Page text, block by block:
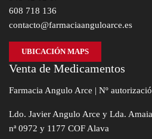
608 718 136
contacto@farmaciaanguloarce.es
UBICACIÓN MAPS
Venta de Medicamentos
Farmacia Angulo Arce | Nº
Ldo. Javier Angulo Arce y Lda.
nª 0972 y 1177 COF Alava